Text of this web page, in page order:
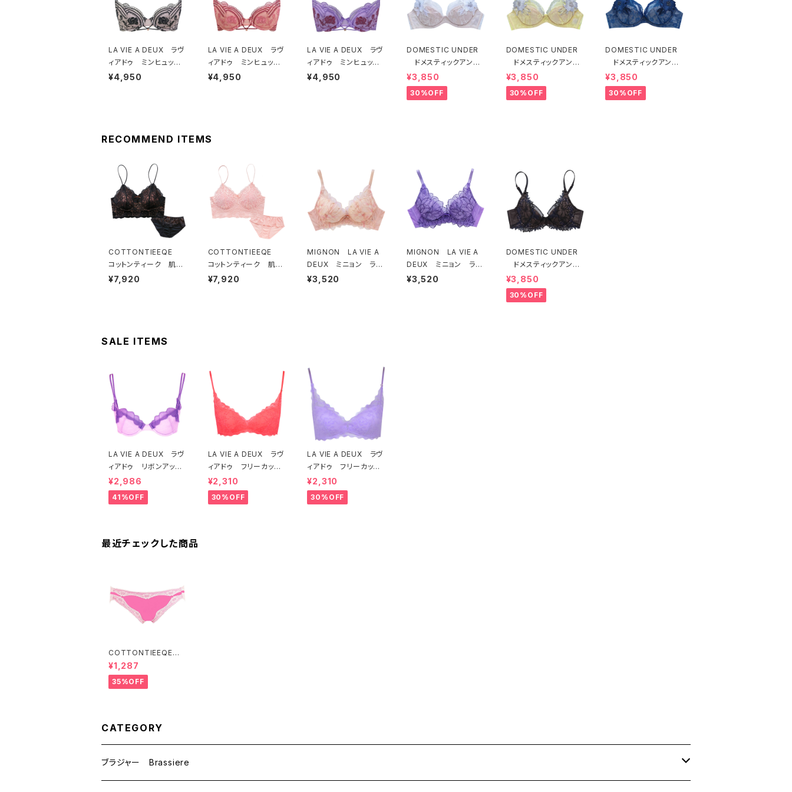
LA VIE A DEUX ラヴ
ィアドゥ ミンヒュッ
ゲ ブラジャー（ブラッ
¥4,950
LA VIE A DEUX ラヴ
ィアドゥ ミンヒュッ
ゲ ブラジャー（ヒュッ
¥4,950
LA VIE A DEUX ラヴ
ィアドゥ ミンヒュッ
ゲ ブラジャー（ライラ
¥4,950
DOMESTIC UNDER
ドメスティックアンダ
ー モティフフルール
ブラジャー（オフホワイ
ト）D2255
¥3,850
30%OFF
DOMESTIC UNDER
ドメスティックアンダ
ー モティフフルール
ブラジャー（レモネード）
D2255 送料無料
¥3,850
30%OFF
DOMESTIC UNDER
ドメスティックアンダ
ー モティフフルール
ブラジャー（ブルー）D2
255
¥3,850
30%OFF
RECOMMEND ITEMS
COTTONTIEEQE
コットンティーク 肌側
コットン100％ ソフト
¥7,920
COTTONTIEEQE
コットンティーク 肌側
コットン100％ ソフト
¥7,920
MIGNON LA VIE A
DEUX ミニョン ラヴ
ィアドゥ ビビアーナ
¥3,520
MIGNON LA VIE A
DEUX ミニョン ラヴ
ィアドゥ ビビアーナ
¥3,520
DOMESTIC UNDER
ドメスティックアンダ
ー オルフェーヴル ブ
ラジャー（ブラック）D22
54 送料無料
¥3,850
30%OFF
SALE ITEMS
LA VIE A DEUX ラヴ
ィアドゥ リボンアップ
リケ ブラジャー（ラベ
ンダー） 22293 SA
LE セール 送料無料
¥2,986
41%OFF
LA VIE A DEUX ラヴ
ィアドゥ フリーカット
レース ブラレット ソ
フトブラ（トマトレッド）2
2457 SALE 送料無
¥2,310
30%OFF
LA VIE A DEUX ラヴ
ィアドゥ フリーカット
レース ブラレット ソ
フトブラ（ラベンダー）22
463 SALE 送料無
¥2,310
30%OFF
最近チェックした商品
COTTONTIEEQE
コットンティーク コッ
トンベア天竺 ショー
ツ 敏感肌 お肌に優
しい 綿 コットン9
¥1,287
35%OFF
CATEGORY
ブラジャー Brassiere